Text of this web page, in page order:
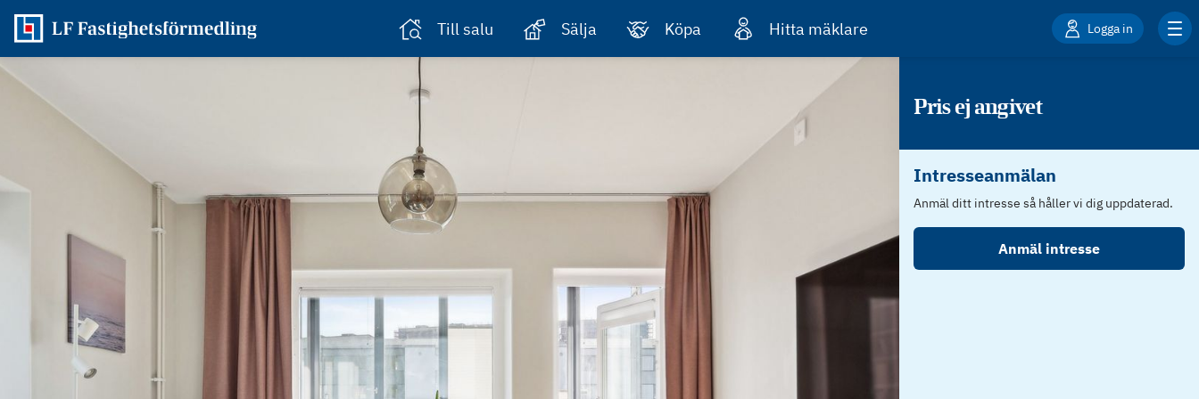
Till salu Sälja Köpa Hitta mäklare Logga in
Pris ej angivet
Intresseanmälan
Anmäl ditt intresse så håller vi dig uppdaterad.
Anmäl intresse